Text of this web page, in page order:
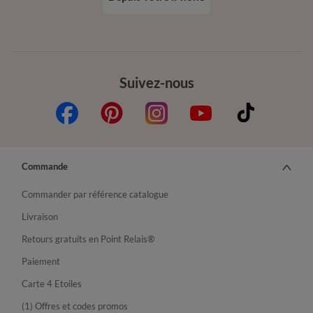
Suivez-nous
Commande
Commander par référence catalogue
Livraison
Retours gratuits en Point Relais®
Paiement
Carte 4 Etoiles
(1) Offres et codes promos